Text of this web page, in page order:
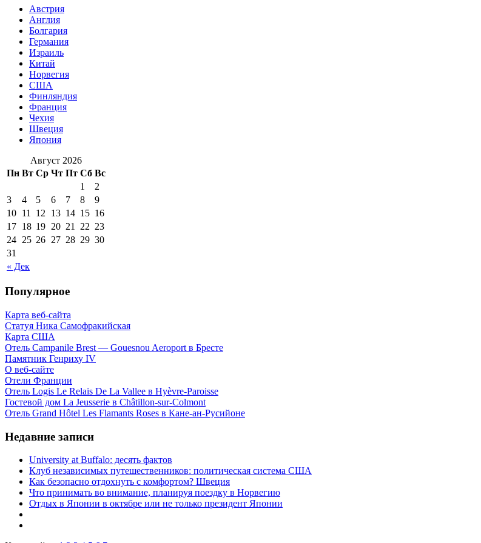
Австрия
Англия
Болгария
Германия
Израиль
Китай
Норвегия
США
Финляндия
Франция
Чехия
Швеция
Япония
Август 2026
Пн Вт Ср Чт Пт Сб Вс
« Дек
1
2
3
4 5 6 7 8
9
10 11 12 13 14 15 16
17 18 19 20 21 22 23
24 25 26 27 28 29 30
31
Популярное
Карта веб-сайта
Статуя Ника Самофракийская
Карта США
Отель Campanile Brest — Gouesnou Aeroport в Бресте
Памятник Генриху IV
О веб-сайте
Отели Франции
Отель Logis Le Relais De La Vallee в Hyèvre-Paroisse
Гостевой дом La Jeusserie в Châtillon-sur-Colmont
Отель Grand Hôtel Les Flamants Roses в Кане-ан-Русийоне
Недавние записи
University at Buffalo: десять фактов
Клуб независимых путешественников: политическая система США
Как безопасно отдохнуть с комфортом? Швеция
Что принимать во внимание, планируя поездку в Норвегию
Отдых в Японии в октябре или не только президент Японии